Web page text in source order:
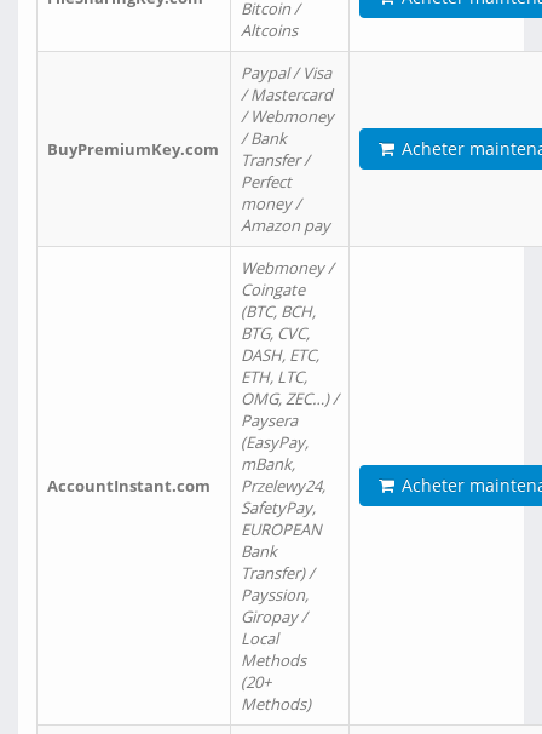
Bitcoin /
Altcoins
BuyPremiumKey.com
Paypal / Visa
/ Mastercard
/ Webmoney
/ Bank
Transfer /
Perfect
money /
Amazon pay
Acheter
AccountInstant.com
Webmoney /
Coingate
(BTC, BCH,
BTG, CVC,
DASH, ETC,
ETH, LTC,
OMG, ZEC…) /
Paysera
(EasyPay,
mBank,
Przelewy24,
SafetyPay,
EUROPEAN
Bank
Transfer) /
Payssion,
Giropay /
Local
Methods
(20+
Methods)
Acheter